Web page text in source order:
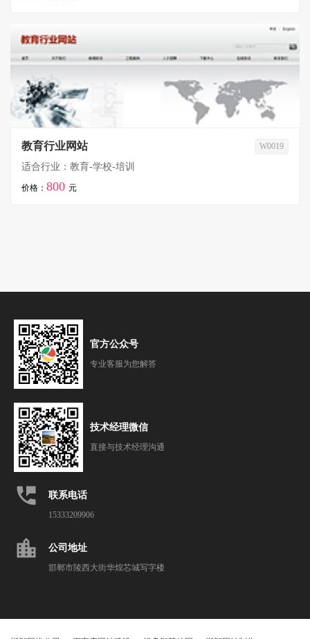
教育行业网站 W0019
适合行业：教育-学校-培训
价格： 800 元
官方公众号
专业客服为您解答
技术经理微信
直接与技术经理沟通
perm_phone_msg 联系电话
15333209906
location_city 公司地址
邯郸市陵西大街华煌芯城写字楼